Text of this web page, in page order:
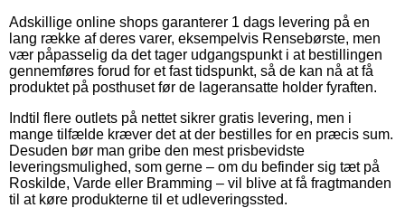
Adskillige online shops garanterer 1 dags levering på en
lang række af deres varer, eksempelvis Rensebørste, men
vær påpasselig da det tager udgangspunkt i at bestillingen
gennemføres forud for et fast tidspunkt, så de kan nå at få
produktet på posthuset før de lageransatte holder fyraften.
Indtil flere outlets på nettet sikrer gratis levering, men i
mange tilfælde kræver det at der bestilles for en præcis sum.
Desuden bør man gribe den mest prisbevidste
leveringsmulighed, som gerne – om du befinder sig tæt på
Roskilde, Varde eller Bramming – vil blive at få fragtmanden
til at køre produkterne til et udleveringssted.